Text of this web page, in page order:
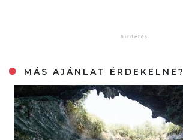
MÁS AJÁNLAT ÉRDEKELNE?